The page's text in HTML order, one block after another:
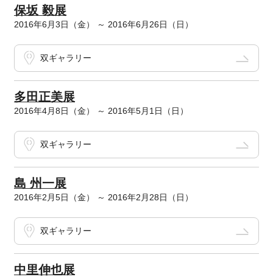
保坂 毅展
2016年6月3日（金） ～ 2016年6月26日（日）
双ギャラリー
多田正美展
2016年4月8日（金） ～ 2016年5月1日（日）
双ギャラリー
島 州一展
2016年2月5日（金） ～ 2016年2月28日（日）
双ギャラリー
中里伸也展